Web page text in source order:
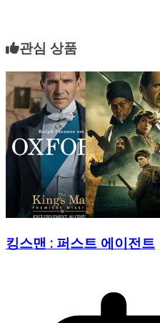
관심 상품
킹스맨 : 퍼스트 에이전트